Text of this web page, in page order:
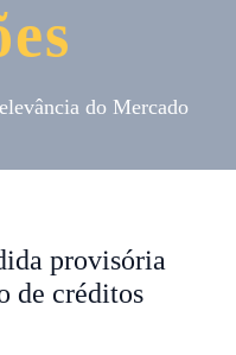
do Mercado
provisória
de créditos